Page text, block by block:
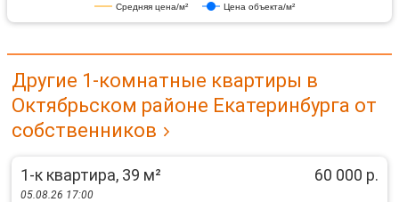
Средняя цена/м² Цена объекта/м²
Другие 1-комнатные квартиры в
Октябрьском районе Екатеринбурга от
собственников
1-к квартира, 39 м² 60 000 р.
05.08.26 17:00